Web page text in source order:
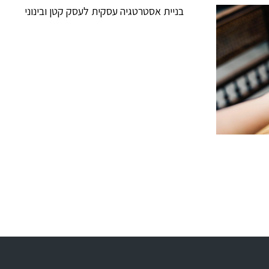
בניית אסטרטגיה עסקית לעסק קטן ובינוני